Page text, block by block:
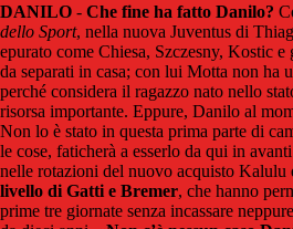
DANILO - Che fine ha fatto Danilo?
dello Sport, nella nuova Juventus di
epurato come Chiesa, Szczesny, Kostic
da separati in casa; con lui Motta non ha
perché considera il ragazzo nato nello
risorsa importante. Eppure, Danilo al
Non lo è stato in questa prima parte di
le cose, faticherà a esserlo da qui in
nelle rotazioni del nuovo acquisto Kalulu
livello di Gatti e Bremer, che hanno
prime tre giornate senza incassare